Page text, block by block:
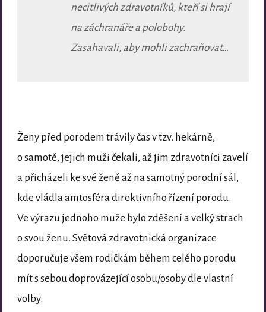
necitlivých zdravotníků, kteří si hrají
na záchranáře a polobohy.
Zasahavali, aby mohli zachraňovat…
Ženy před porodem trávily čas v tzv. hekárně,
o samotě, jejich muži čekali, až jim zdravotníci zavelí
a přicházeli ke své ženě až na samotný porodní sál,
kde vládla amtosféra direktivního řízení porodu.
Ve výrazu jednoho muže bylo zděšení a velký strach
o svou ženu. Světová zdravotnická organizace
doporučuje všem rodičkám během celého porodu
mít s sebou doprovázející osobu/osoby dle vlastní
volby.